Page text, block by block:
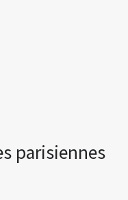
parisiennes